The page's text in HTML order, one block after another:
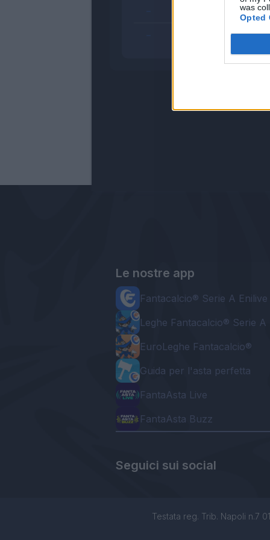
was
Opted
Le nostre app
Fantacalcio® Serie A Enilive
Leghe Fantacalcio® Serie A
EuroLeghe Fantacalcio®
Guida per l'asta perfetta
FantaAsta Live
FantaAsta Buzz
Seguici sui social
Testata reg. Trib. Napoli n.7